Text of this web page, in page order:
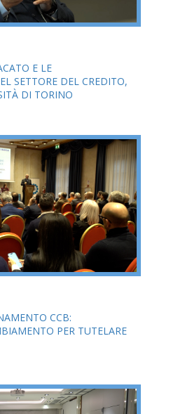
E LE
SETTORE DEL CREDITO,
DI TORINO
CCB:
PER TUTELARE